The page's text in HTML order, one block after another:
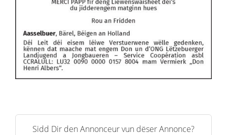
Sidd Dir den Annonceur vun dëser Annonce?